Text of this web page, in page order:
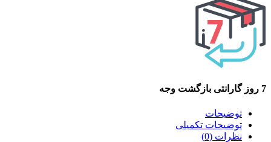
7 روز گارانتی بازگشت وجه
توضیحات
توضیحات تکمیلی
نظرات (0)